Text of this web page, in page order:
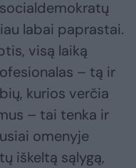
labai paprastai.
visą laiką
– tą ir
kurios verčia
– tai tenka ir
omenyje
iškeltą sąlygą,